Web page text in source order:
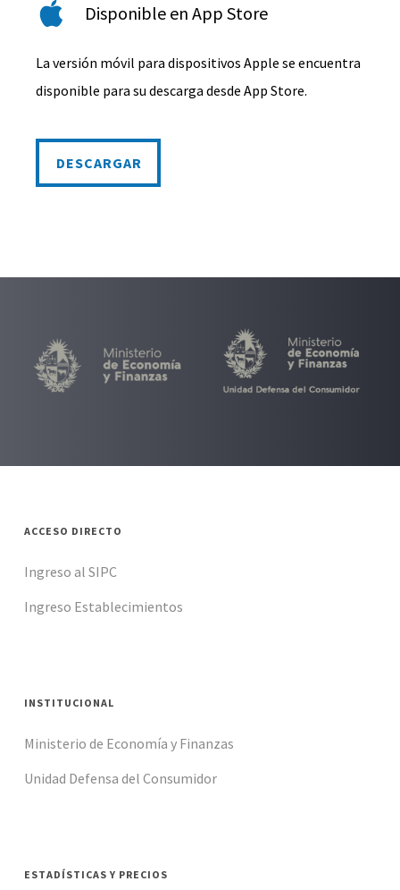
Disponible en App Store
La versión móvil para dispositivos Apple se encuentra
disponible para su descarga desde App Store.
DESCARGAR
DESCARGAR
ACCESO DIRECTO
Ingreso al SIPC
Ingreso Establecimientos
INSTITUCIONAL
Ministerio de Economía y Finanzas
Unidad Defensa del Consumidor
ESTADÍSTICAS Y PRECIOS